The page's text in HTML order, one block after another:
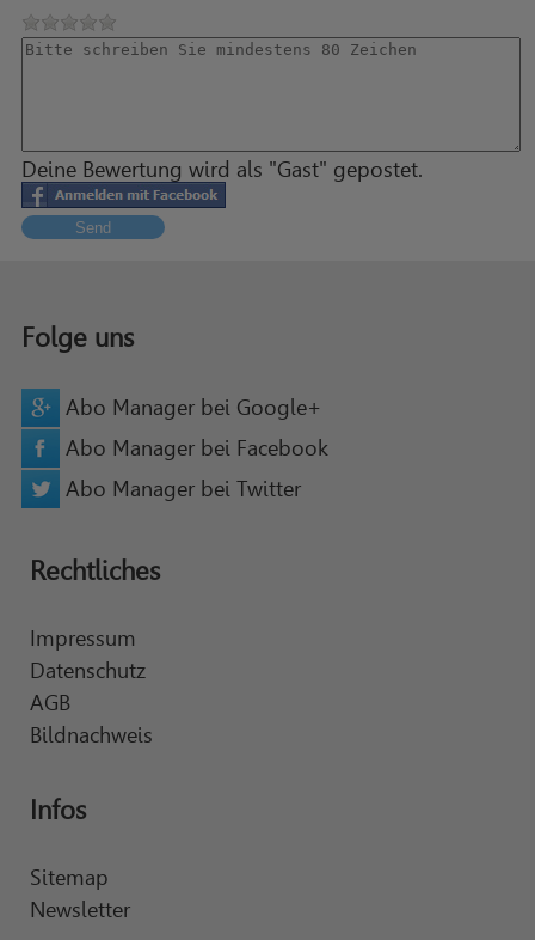
Deine Bewertung wird als "Gast" gepostet.
Send
Folge uns
Abo Manager bei Google+
Abo Manager bei Facebook
Abo Manager bei Twitter
Rechtliches
Impressum
Datenschutz
AGB
Bildnachweis
Infos
Sitemap
Newsletter